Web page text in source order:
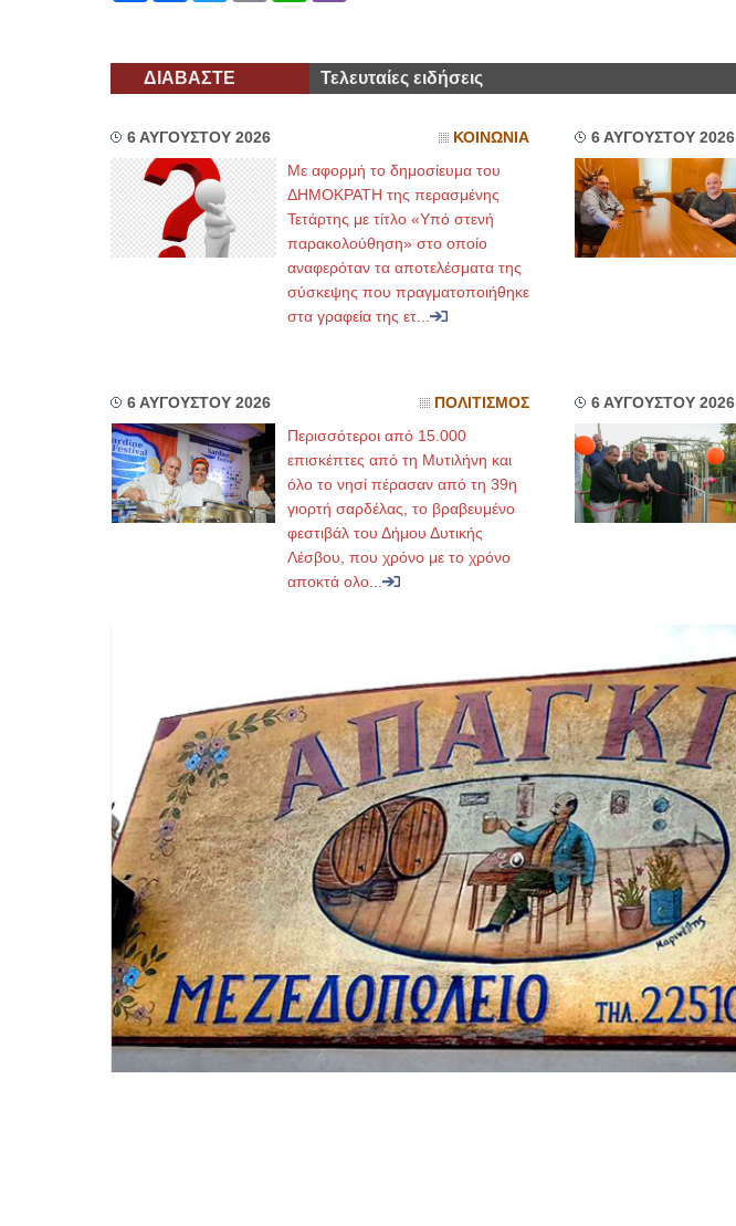
ΔΙΑΒΑΣΤΕ Τελευταίες ειδήσεις
6 ΑΥΓΟΥΣΤΟΥ 2026 ΚΟΙΝΩΝΙΑ
Με αφορμή το δημοσίευμα του
ΔΗΜΟΚΡΑΤΗ της περασμένης
Τετάρτης με τίτλο «Υπό στενή
παρακολούθηση» στο οποίο
αναφερόταν τα αποτελέσματα της
σύσκεψης που πραγματοποιήθηκε
στα γραφεία της ετ...
6 ΑΥΓΟΥΣΤΟΥ 2026
6 ΑΥΓΟΥΣΤΟΥ 2026 ΠΟΛΙΤΙΣΜΟΣ
Περισσότεροι από 15.000
επισκέπτες από τη Μυτιλήνη και
όλο το νησί πέρασαν από τη 39η
γιορτή σαρδέλας, το βραβευμένο
φεστιβάλ του Δήμου Δυτικής
Λέσβου, που χρόνο με το χρόνο
αποκτά ολο...
6 ΑΥΓΟΥΣΤΟΥ 2026